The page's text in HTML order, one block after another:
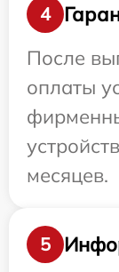
4
После
оплаты
месяцев.
5